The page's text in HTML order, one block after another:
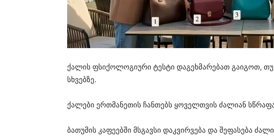
ქალის ფსიქოლოგიური ტესტი დაგეხმარებათ გაიგოთ,
სხვებზე.
ქალები ერთმანეთის ჩანთებს ყოველთვის ძალიან
ბათუმის კაფეებში მსგავსი დაკვირვება და შეფასება